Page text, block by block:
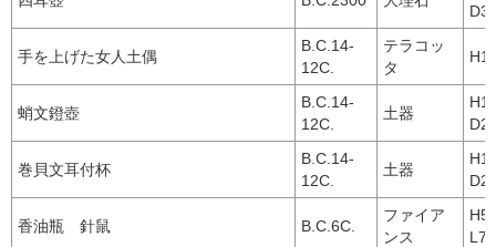
手を上げた女人土偶
B.C.14-
12C.
テラコッ
タ
蛸文鐙壺
B.C.14-
12C.
土器
巻貝文耳付杯
B.C.14-
12C.
土器
香油瓶 針鼠 B.C.6C.
ファイア
ンス